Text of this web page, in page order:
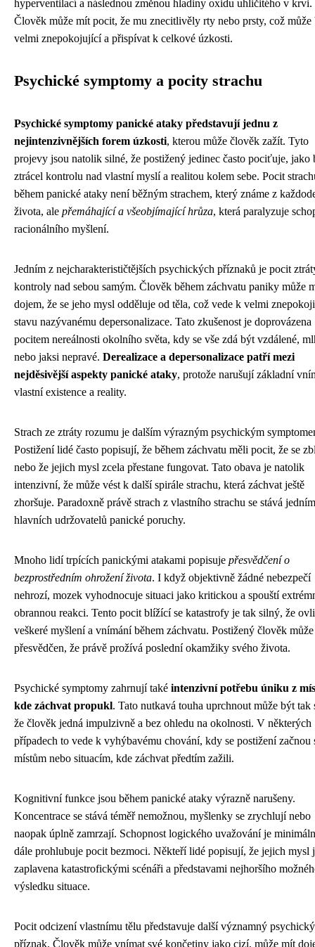
hyperventilací a následnou změnou hladiny oxidu uhličitého v krvi.
Člověk může mít pocit, že mu znecitlivěly rty nebo prsty, což může
velmi znepokojující a přispívat k celkové úzkosti.
Psychické symptomy a pocity strachu
Psychické symptomy panické ataky představují jednu z
nejintenzivnějších forem úzkosti, kterou může člověk zažít. Tyto
projevy jsou natolik silné, že postižený jedinec často pociťuje, jako
ztrácel kontrolu nad vlastní myslí a realitou kolem sebe. Pocit
během panické ataky není běžným strachem, který známe z
života, ale přemáhající a všeobjímající hrůza, která paralyzuje
racionálního myšlení.
Jedním z nejcharakterističtějších psychických příznaků je pocit
kontroly nad sebou samým. Člověk během záchvatu paniky může
dojem, že se jeho mysl odděluje od těla, což vede k velmi
stavu nazývanému depersonalizace. Tato zkušenost je doprovázena
pocitem nereálnosti okolního světa, kdy se vše zdá být vzdálené,
nebo jaksi nepravé. Derealizace a depersonalizace patří mezi
nejděsivější aspekty panické ataky, protože narušují základní
vlastní existence a reality.
Strach ze ztráty rozumu je dalším výrazným psychickým
Postižení lidé často popisují, že během záchvatu měli pocit, že se
nebo že jejich mysl zcela přestane fungovat. Tato obava je natolik
intenzivní, že může vést k další spirále strachu, která záchvat ještě
zhoršuje. Paradoxně právě strach z vlastního strachu se stává
hlavních udržovatelů panické poruchy.
Mnoho lidí trpících panickými atakami popisuje přesvědčení o
bezprostředním ohrožení života. I když objektivně žádné nebezpečí
nehrozí, mozek vyhodnocuje situaci jako kritickou a spouští
obrannou reakci. Tento pocit blížící se katastrofy je tak silný, že
veškeré myšlení a vnímání během záchvatu. Postižený člověk
přesvědčen, že právě prožívá poslední okamžiky svého života.
Psychické symptomy zahrnují také intenzivní potřebu úniku z
kde záchvat propukl. Tato nutkavá touha uprchnout může být tak
že člověk jedná impulzivně a bez ohledu na okolnosti. V některých
případech to vede k vyhýbavému chování, kdy se postižení začnou
místům nebo situacím, kde záchvat předtím zažili.
Kognitivní funkce jsou během panické ataky výrazně narušeny.
Koncentrace se stává téměř nemožnou, myšlenky se zrychlují nebo
naopak úplně zamrzají. Schopnost logického uvažování je
dále prohlubuje pocit bezmoci. Někteří lidé popisují, že jejich mysl
zaplavena katastrofickými scénáři a představami nejhoršího
výsledku situace.
Pocit odcizení vlastnímu tělu představuje další významný psychický
příznak. Člověk může vnímat své končetiny jako cizí, může mít